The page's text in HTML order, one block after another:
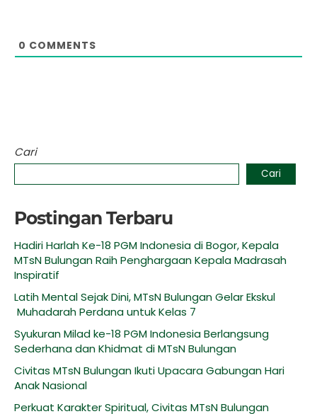
0 COMMENTS
Cari
Cari
Postingan Terbaru
Hadiri Harlah Ke-18 PGM Indonesia di Bogor, Kepala
MTsN Bulungan Raih Penghargaan Kepala Madrasah
Inspiratif
Latih Mental Sejak Dini, MTsN Bulungan Gelar Ekskul
Muhadarah Perdana untuk Kelas 7
Syukuran Milad ke-18 PGM Indonesia Berlangsung
Sederhana dan Khidmat di MTsN Bulungan
Civitas MTsN Bulungan Ikuti Upacara Gabungan Hari
Anak Nasional
Perkuat Karakter Spiritual, Civitas MTsN Bulungan